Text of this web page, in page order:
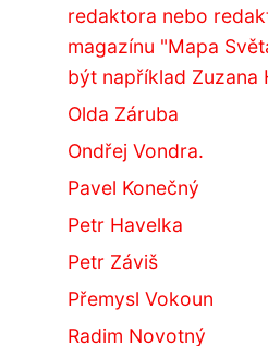
redaktora nebo
magazínu "Mapa
být například Zuzana
Olda Záruba
Ondřej Vondra.
Pavel Konečný
Petr Havelka
Petr Záviš
Přemysl Vokoun
Radim Novotný